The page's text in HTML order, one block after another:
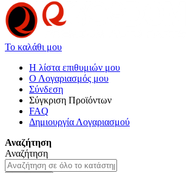
Το καλάθι μου
Η λίστα επιθυμιών μου
Ο Λογαριασμός μου
Σύνδεση
Σύγκριση Προϊόντων
FAQ
Δημιουργία Λογαριασμού
Αναζήτηση
Αναζήτηση